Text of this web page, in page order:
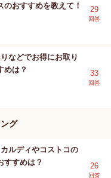
おすすめを教えて！
29
回答
などでお得にお取り
めは？
33
回答
グ
ルディやコストコの
すすめは？
26
回答